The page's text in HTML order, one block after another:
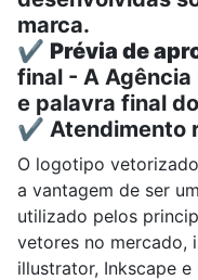
marca.
✔️ Prévia de
final - A Agência
e palavra final
✔️ Atendimento
O logotipo
a vantagem de ser
utilizado pelos
vetores no mercado,
illustrator, Inkscape e